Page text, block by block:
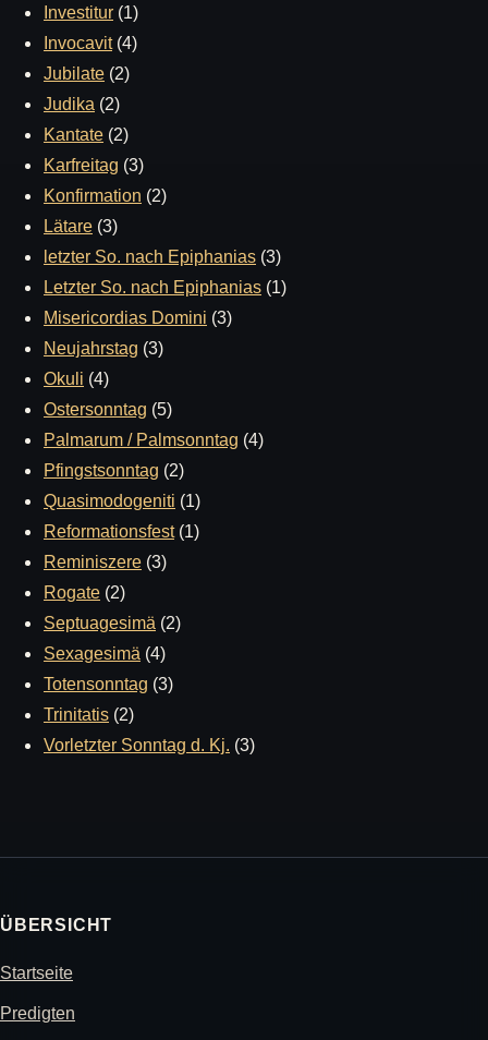
Investitur (1)
Invocavit(4)
Jubilate (2)
Judika (2)
Kantate (2)
Karfreitag (3)
Konfirmation (2)
Lätare (3)
letzter So. nach Epiphanias (3)
Letzter So. nach Epiphanias (1)
Misericordias Domini (3)
Neujahrstag (3)
Okuli (4)
Ostersonntag (5)
Palmarum / Palmsonntag (4)
Pfingstsonntag (2)
Quasimodogeniti (1)
Reformationsfest(1)
Reminiszere (3)
Rogate (2)
Septuagesimä (2)
Sexagesimä (4)
Totensonntag (3)
Trinitatis (2)
Vorletzter Sonntag d. Kj. (3)
ÜBERSICHT
Startseite
Predigten